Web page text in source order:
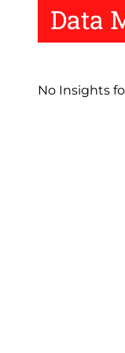
Data
No Insights